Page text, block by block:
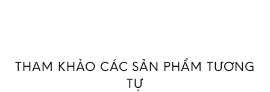
THAM KHẢO CÁC SẢN PHẨM TƯƠNG
TỰ